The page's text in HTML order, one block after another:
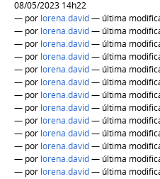
08/05/2023 14h22
— por lorena.david— última
— por lorena.david— última
— por lorena.david— última
— por lorena.david— última
— por lorena.david— última
— por lorena.david— última
— por lorena.david— última
— por lorena.david— última
— por lorena.david— última
— por lorena.david— última
— por lorena.david— última
— por lorena.david— última
— por lorena.david— última